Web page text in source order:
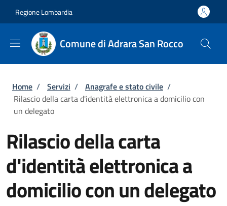
Regione Lombardia
Comune di Adrara San Rocco
Briciole di pane
Home / Servizi / Anagrafe e stato civile /
Rilascio della carta d'identità elettronica a domicilio con
un delegato
Rilascio della carta
d'identità elettronica a
domicilio con un delegato